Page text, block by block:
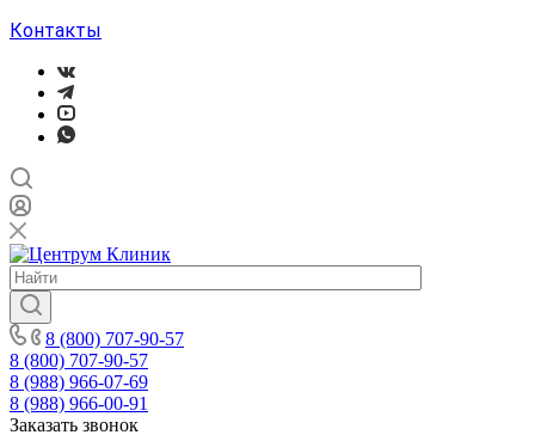
Контакты
8 (800) 707-90-57
8 (800) 707-90-57
8 (988) 966-07-69
8 (988) 966-00-91
Заказать звонок